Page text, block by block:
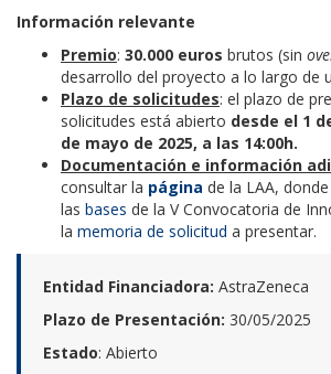
Información relevante
Premio: 30.000 euros brutos (sin
desarrollo del proyecto a lo largo de
Plazo de solicitudes: el plazo de
solicitudes está abierto desde el 1
de mayo de 2025, a las 14:00h.
Documentación e información
consultar la página de la LAA,
las bases de la V Convocatoria de
la memoria de solicitud a presentar.
Entidad Financiadora: AstraZeneca
Plazo de Presentación: 30/05/2025
Estado: Abierto